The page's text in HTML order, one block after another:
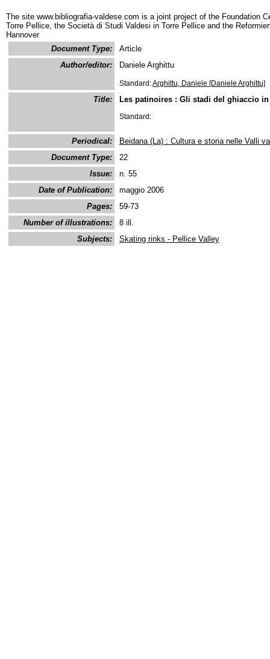
The site www.bibliografia-valdese.com is a joint project of the Foundation
Torre Pellice, the Società di Studi Valdesi in Torre Pellice and the
Hannover
Document Type:
Article
Author/editor:
Daniele Arghittu
Standard:Arghittu, Daniele [Daniele Arghittu]
Title: Les patinoires : Gli stadi del ghiaccio
Standard:
Periodical:
Beidana (La) : Cultura e storia nelle Valli
Document Type:
22
Issue:
n. 55
Date of Publication:
maggio 2006
Pages:
59-73
Number of illustrations:
8 ill.
Subjects:
Skating rinks - Pellice Valley